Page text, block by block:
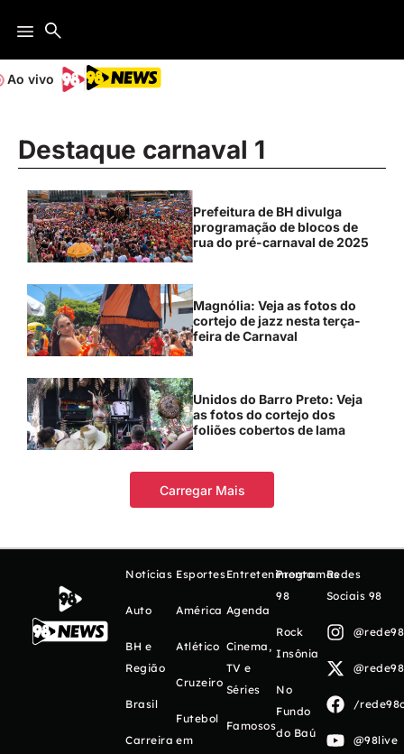
Ao vivo
Destaque carnaval 1
Prefeitura de BH divulga
programação de blocos de
rua do pré-carnaval de 2025
Magnólia: Veja as fotos do
cortejo de jazz nesta terça-
feira de Carnaval
Unidos do Barro Preto: Veja
as fotos do cortejo dos
foliões cobertos de lama
Carregar Mais
Notícias
Auto
BH e
Região
Brasil
Carreira
Esportes
América
Atlético
Cruzeiro
Futebol
em
Entretenimento
Agenda
Cinema,
TV e
Séries
Famosos
Programas
98
Rock
Insônia
No
Fundo
do Baú
Redes
Sociais 98
/
@98live